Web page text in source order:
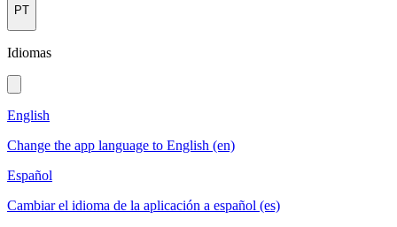
PT
Idiomas
English
Change the app language to English (en)
Español
Cambiar el idioma de la aplicación a español (es)